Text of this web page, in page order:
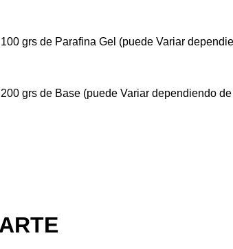
grs de Parafina Gel (puede Variar
grs de Base (puede Variar dependiendo